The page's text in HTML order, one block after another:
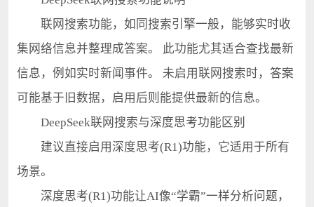
联网搜索功能，如同搜索引擎一般，能够实时收
集网络信息并整理成答案。 此功能尤其适合查找最新
信息，例如实时新闻事件。 未启用联网搜索时，答案
可能基于旧数据，启用后则能提供最新的信息。
DeepSeek联网搜索与深度思考功能区别
建议直接启用深度思考(R1)功能，它适用于所有
场景。
深度思考(R1)功能让AI像“学霸”一样分析问题，